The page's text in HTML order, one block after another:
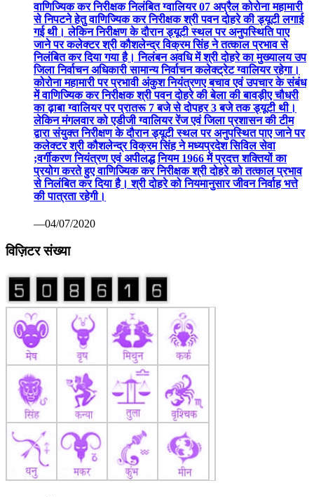
वाणिज्यिक कर निरीक्षक निलंबित ग्वालियर 07 अप्रैल कोरोना महामारी
से निपटने हेतु वाणिज्यिक कर निरीक्षक श्री पवन दोहरे की ड्यूटी लगाई
गई थी। लेकिन निरीक्षण के दौरान ड्यूटी स्थल पर अनुपस्थिति पाए
जाने पर कलेक्टर श्री कौशलेन्द्र विक्रम सिंह ने तत्काल प्रभाव से
निलंबित कर दिया गया है। निलंबन अवधि में श्री दोहरे का मुख्यालय उप
जिला निर्वाचन अधिकारी सामान्य निर्वाचन कलेक्ट्रेट ग्वालियर रहेगा।
कोरोना महामारी पर प्रभावी अंकुश नियंत्रणए बचाव एवं उपचार के संबंध
में वाणिज्यिक कर निरीक्षक श्री पवन दोहरे की बेला की बावड़ीए चौधरी
का ढ़ाबा ग्वालियर पर प्रातरू 7 बजे से दोपहर 3 बजे तक ड्यूटी थी।
लेकिन मंगलवार को एडीजी ग्वालियर रेंज एवं जिला प्रशासन की टीम
द्वारा संयुक्त निरीक्षण के दौरान ड्यूटी स्थल पर अनुपस्थित पाए जाने पर
कलेक्टर श्री कौशलेन्द्र विक्रम सिंह ने मध्यप्रदेश सिविल सेवा
;वर्गीकरण नियंत्रण एवं अपीलद्ध नियम 1966 में प्रदत्त शक्तियों का
प्रयोग करते हुए वाणिज्यिक कर निरीक्षक श्री दोहरे को तत्काल प्रभाव
से निलंबित कर दिया है। श्री दोहरे को नियमानुसार जीवन निर्वाह भत्ते
की पात्रता रहेगी।
—04/07/2020
विज़िटर संख्या